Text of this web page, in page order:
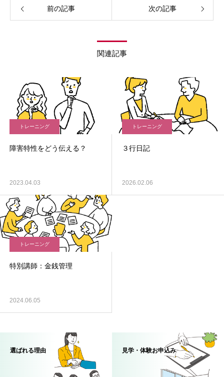
前の記事 次の記事
関連記事
トレーニング
障害特性をどう伝える？
2023.04.03
トレーニング
３行日記
2026.02.06
トレーニング
特別講師：金銭管理
2024.06.05
選ばれる理由 見学・体験お申込み